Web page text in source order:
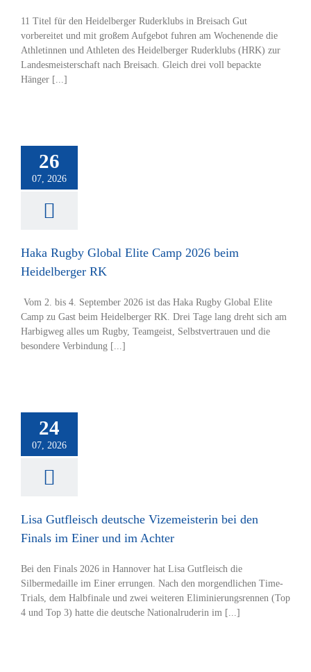
11 Titel für den Heidelberger Ruderklubs in Breisach Gut
vorbereitet und mit großem Aufgebot fuhren am Wochenende die
Athletinnen und Athleten des Heidelberger Ruderklubs (HRK) zur
Landesmeisterschaft nach Breisach. Gleich drei voll bepackte
Hänger [...]
26
07, 2026
Hauptverein
Rugby
Haka Rugby Global Elite Camp 2026 beim
Heidelberger RK
Vom 2. bis 4. September 2026 ist das Haka Rugby Global Elite
Camp zu Gast beim Heidelberger RK. Drei Tage lang dreht sich am
Harbigweg alles um Rugby, Teamgeist, Selbstvertrauen und die
besondere Verbindung [...]
24
07, 2026
bei den
Einer und im
Achter
Lisa Gutfleisch deutsche Vizemeisterin bei den
Finals im Einer und im Achter
Bei den Finals 2026 in Hannover hat Lisa Gutfleisch die
Silbermedaille im Einer errungen. Nach den morgendlichen Time-
Trials, dem Halbfinale und zwei weiteren Eliminierungsrennen (Top
4 und Top 3) hatte die deutsche Nationalruderin im [...]